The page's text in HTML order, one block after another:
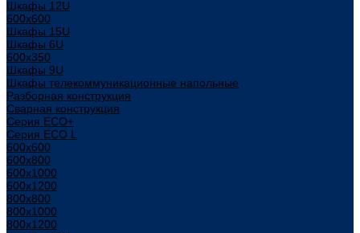
Шкафы 12U
600x600
Шкафы 15U
Шкафы 6U
600x350
Шкафы 9U
Шкафы телекоммуникационные напольные
Разборная конструкция
Сварная конструкция
Серия ECO+
Серия ECO L
600x600
600x800
600х1000
600х1200
800x800
800х1000
800х1200